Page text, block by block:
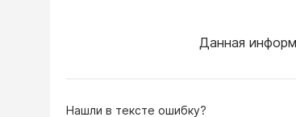
Данная
Нашли в тексте ошибку?